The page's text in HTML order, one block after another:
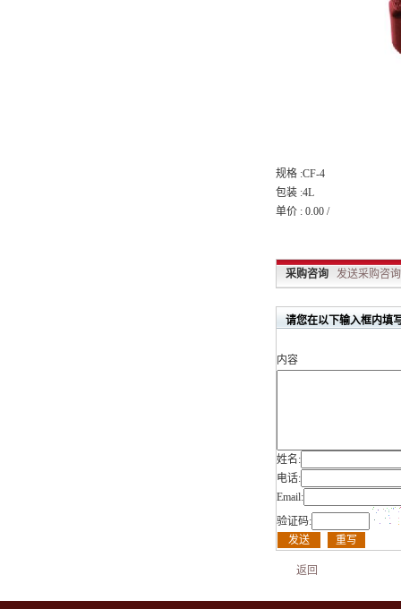
规格 :CF-4
包装 :4L
单价 : 0.00 /
采购咨询 发送采购咨
请您在以下输入框内填
内容
姓名:
电话:
Email:
验证码:
返回